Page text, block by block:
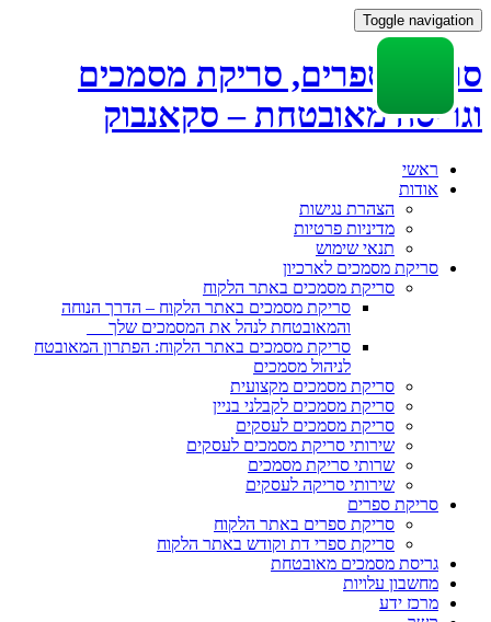
Toggle navigation
סריקת ספרים, סריקת מסמכים
וגריסה מאובטחת – סקאנבוק
Skip
ראשי
אודות
הצהרת נגישות
מדיניות פרטיות
תנאי שימוש
סריקת מסמכים לארכיון
סריקת מסמכים באתר הלקוח
סריקת מסמכים באתר הלקוח – הדרך הנוחה
והמאובטחת לנהל את המסמכים שלך
סריקת מסמכים באתר הלקוח: הפתרון המאובטח
לניהול מסמכים
סריקת מסמכים מקצועית
סריקת מסמכים לקבלני בניין
סריקת מסמכים לעסקים
שירותי סריקת מסמכים לעסקים
שרותי סריקת מסמכים
שירותי סריקה לעסקים
סריקת ספרים
סריקת ספרים באתר הלקוח
סריקת ספרי דת וקודש באתר הלקוח
גריסת מסמכים מאובטחת
מחשבון עלויות
מרכז ידע